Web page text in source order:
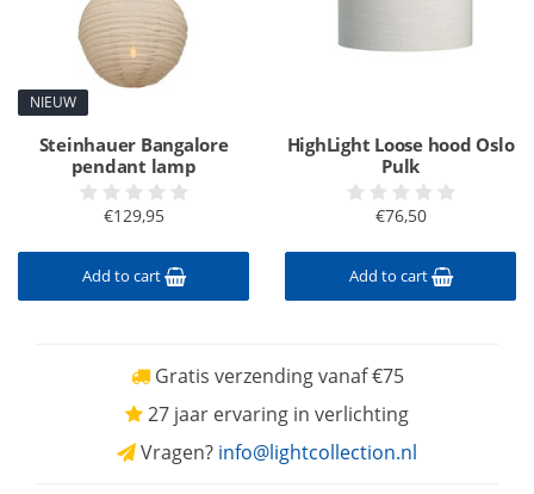
NIEUW
Steinhauer Bangalore
pendant lamp
€129,95
Add to cart
HighLight Loose hood Oslo
Pulk
€76,50
Add to cart
Gratis verzending vanaf €75
27 jaar ervaring in verlichting
Vragen? info@lightcollection.nl